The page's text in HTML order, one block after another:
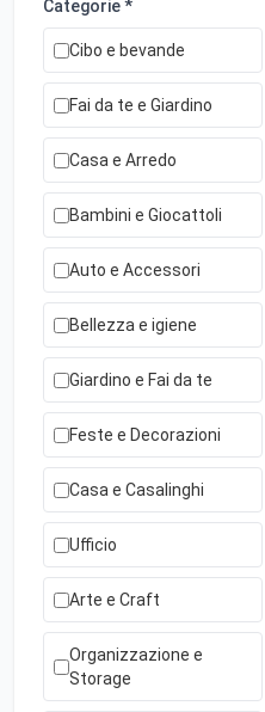
Categorie *
Cibo e bevande
Fai da te e Giardino
Casa e Arredo
Bambini e Giocattoli
Auto e Accessori
Bellezza e igiene
Giardino e Fai da te
Feste e Decorazioni
Casa e Casalinghi
Ufficio
Arte e Craft
Organizzazione e
Storage